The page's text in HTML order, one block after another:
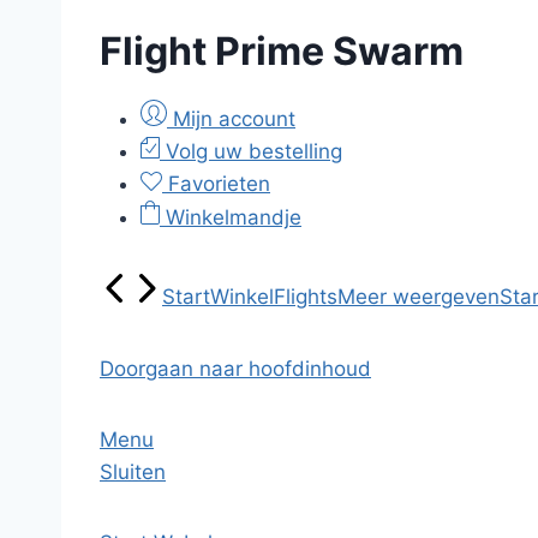
Flight Prime Swarm
Mijn account
Volg uw bestelling
Favorieten
Winkelmandje
StartWinkelFlightsMeer weergeven
Doorgaan naar hoofdinhoud
Menu
Sluiten